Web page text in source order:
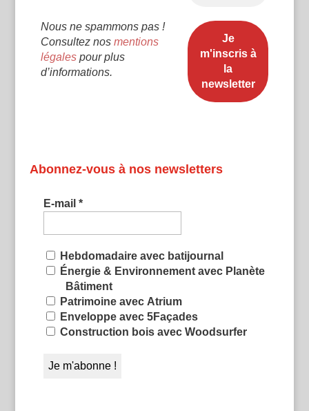
Nous ne spammons pas !
Consultez nos mentions
légalespour plus
d’informations.
Abonnez-vous à nos newsletters
E-mail *
Hebdomadaire avec batijournal
Énergie & Environnement avec Planète
Bâtiment
Patrimoine avec Atrium
Enveloppe avec 5Façades
Construction bois avec Woodsurfer